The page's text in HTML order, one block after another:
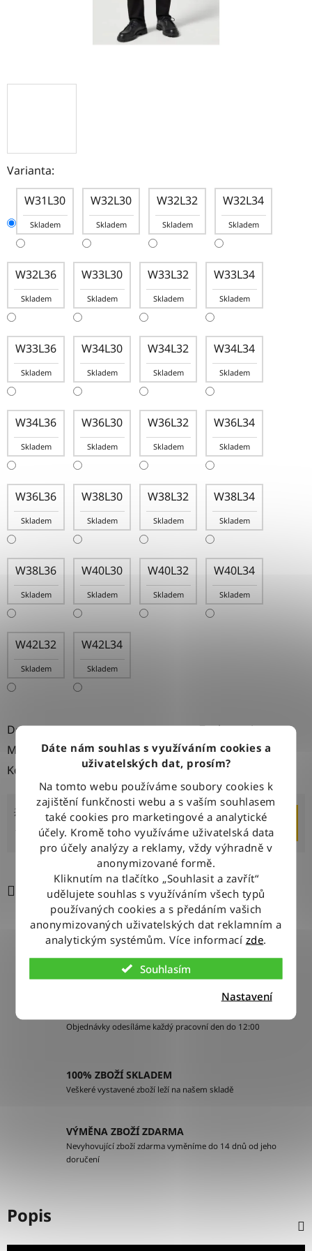
Dáte nám souhlas s využíváním cookies a
uživatelských dat, prosím?
Na tomto webu používáme soubory cookies k
zajištění funkčnosti webu a s vaším souhlasem
také cookies pro marketingové a analytické
účely. Kromě toho využíváme uživatelská data
pro účely analýzy a reklamy, vždy výhradně v
anonymizované formě.
Kliknutím na tlačítko „Souhlasit a zavřít“
udělujete souhlas s využíváním všech typů
používaných cookies a s předáním vašich
anonymizovaných uživatelských dat reklamním a
analytickým systémům. Více informací zde.
Souhlasím
Nastavení
Varianta:
W31L30
Skladem
W32L30
Skladem
W32L32
Skladem
W32L34
Skladem
W32L36
Skladem
W33L30
Skladem
W33L32
Skladem
W33L34
Skladem
W33L36
Skladem
W34L30
Skladem
W34L32
Skladem
W34L34
Skladem
W34L36
Skladem
W36L30
Skladem
W36L32
Skladem
W36L34
Skladem
W36L36
Skladem
W38L30
Skladem
W38L32
Skladem
W38L34
Skladem
W38L36
Skladem
W40L30
Skladem
W40L32
Skladem
W40L34
Skladem
W42L32
Skladem
W42L34
Skladem
Dostupnost
Zvolte variantu
Můžeme doručit do:
Zvolte variantu
Kód:
Zvolte variantu
2 199 Kč –15 %
1 850 Kč
Měrná cena:
DO KOŠÍKU
Zeptat se Sdílet
DOPRAVA ZDARMA
Při nákupu nad 2500 Kč doručujeme zdarma po celé ČR
Objednávky odesíláme každý pracovní den do 12:00
100% ZBOŽÍ SKLADEM
Veškeré vystavené zboží leží na našem skladě
VÝMĚNA ZBOŽÍ ZDARMA
Nevyhovující zboží zdarma vyměníme do 14 dnů od jeho
doručení
Popis